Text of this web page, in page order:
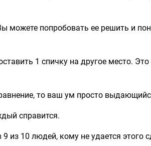
можете попробовать ее решить и
1 спичку на другое место. Это
то ваш ум просто
справится.
из 10 людей, кому не удается этого